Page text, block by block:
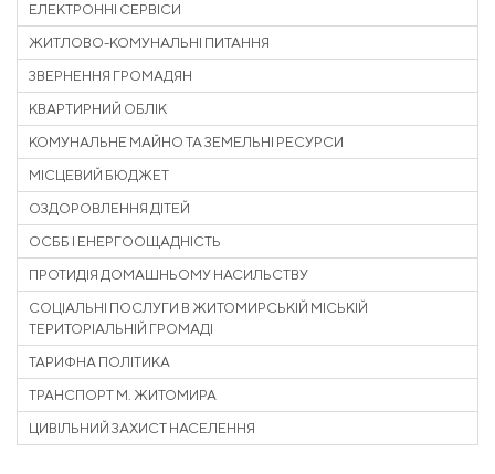
ЕЛЕКТРОННІ СЕРВІСИ
ЖИТЛОВО-КОМУНАЛЬНІ ПИТАННЯ
ЗВЕРНЕННЯ ГРОМАДЯН
КВАРТИРНИЙ ОБЛІК
КОМУНАЛЬНЕ МАЙНО ТА ЗЕМЕЛЬНІ РЕСУРСИ
МІСЦЕВИЙ БЮДЖЕТ
ОЗДОРОВЛЕННЯ ДІТЕЙ
ОСББ І ЕНЕРГООЩАДНІСТЬ
ПРОТИДІЯ ДОМАШНЬОМУ НАСИЛЬСТВУ
СОЦІАЛЬНІ ПОСЛУГИ В ЖИТОМИРСЬКІЙ МІСЬКІЙ
ТЕРИТОРІАЛЬНІЙ ГРОМАДІ
ТАРИФНА ПОЛІТИКА
ТРАНСПОРТ М. ЖИТОМИРА
ЦИВІЛЬНИЙ ЗАХИСТ НАСЕЛЕННЯ